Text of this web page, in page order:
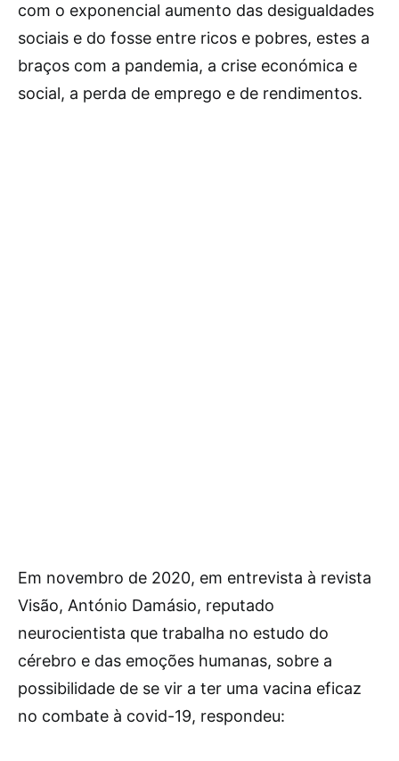
com o exponencial aumento das desigualdades
sociais e do fosse entre ricos e pobres, estes a
braços com a pandemia, a crise económica e
social, a perda de emprego e de rendimentos.
Em novembro de 2020, em entrevista à revista
Visão, António Damásio, reputado
neurocientista que trabalha no estudo do
cérebro e das emoções humanas, sobre a
possibilidade de se vir a ter uma vacina eficaz
no combate à covid-19, respondeu: